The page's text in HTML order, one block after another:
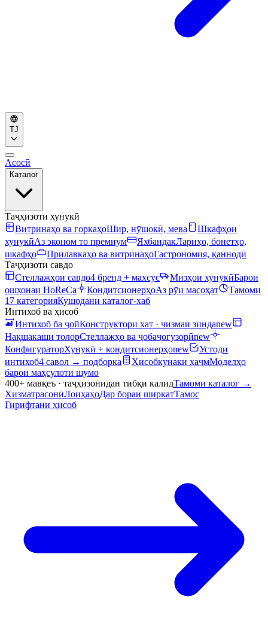
TJ
Асосӣ
Каталог
Таҷҳизоти хунукӣ
Витринаҳо ва горкаҳоШир, нӯшокӣ, мева
Шкафҳои
хунукӣАз эконом то премиум ЯхбандакЛариҳо, бонетҳо,
шкафҳо
Прилавкаҳо ва витринаҳоГастрономия, қаннодӣ
Таҷҳизоти савдо
Стеллажҳои савдо4 бренд + махсус Мизҳои хунукӣБарои
ошхонаи HoReCa
КондитсионерҳоАз рӯи масоҳат
Тамоми
17 категорияКушодани каталог-хаб
Интихоб ва ҳисоб
Интихоб ба ҷойКонструктори хат · чизмаи зиндаnew
Нақшакаши толорСтеллажҳо ва ҷобаҷогузорӣnew
КонфигураторХунукӣ + кондитсионерҳоnew
Устоди
интихоб4 савол → подборка Ҳисобкунаки ҳаҷмМоделҳо
барои маҳсулоти шумо
400+ мавқеъ · таҷҳизонидан тибқи калидТамоми каталог →
ХизматрасонӣЛоиҳаҳоДар бораи ширкатТамос
Гирифтани ҳисоб